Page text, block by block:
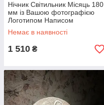
Нічник Світильник Місяць 180
мм із Вашою фотографією
Логотипом Написом
акумуляторний 16 кольорів
пульт
Немає в наявності
1 510 ₴